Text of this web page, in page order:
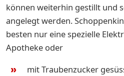
können weiterhin gestillt und
angelegt werden.
besten nur eine spezielle
Apotheke oder
mit Traubenzucker